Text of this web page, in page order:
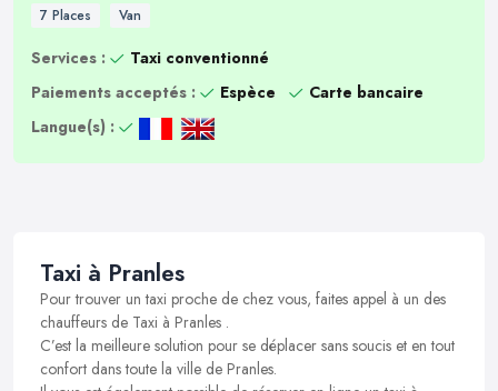
7 Places Van
Services :
Taxi conventionné
Paiements acceptés :
Espèce
Carte bancaire
Langue(s) :
Taxi à Pranles
Pour trouver un taxi proche de chez vous, faites appel à un des
chauffeurs de Taxi à Pranles .
C’est la meilleure solution pour se déplacer sans soucis et en tout
confort dans toute la ville de Pranles.